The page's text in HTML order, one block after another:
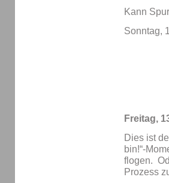
Kann
Sonntag,
Freitag,
Dies ist
bin!“-
flogen.
Prozess